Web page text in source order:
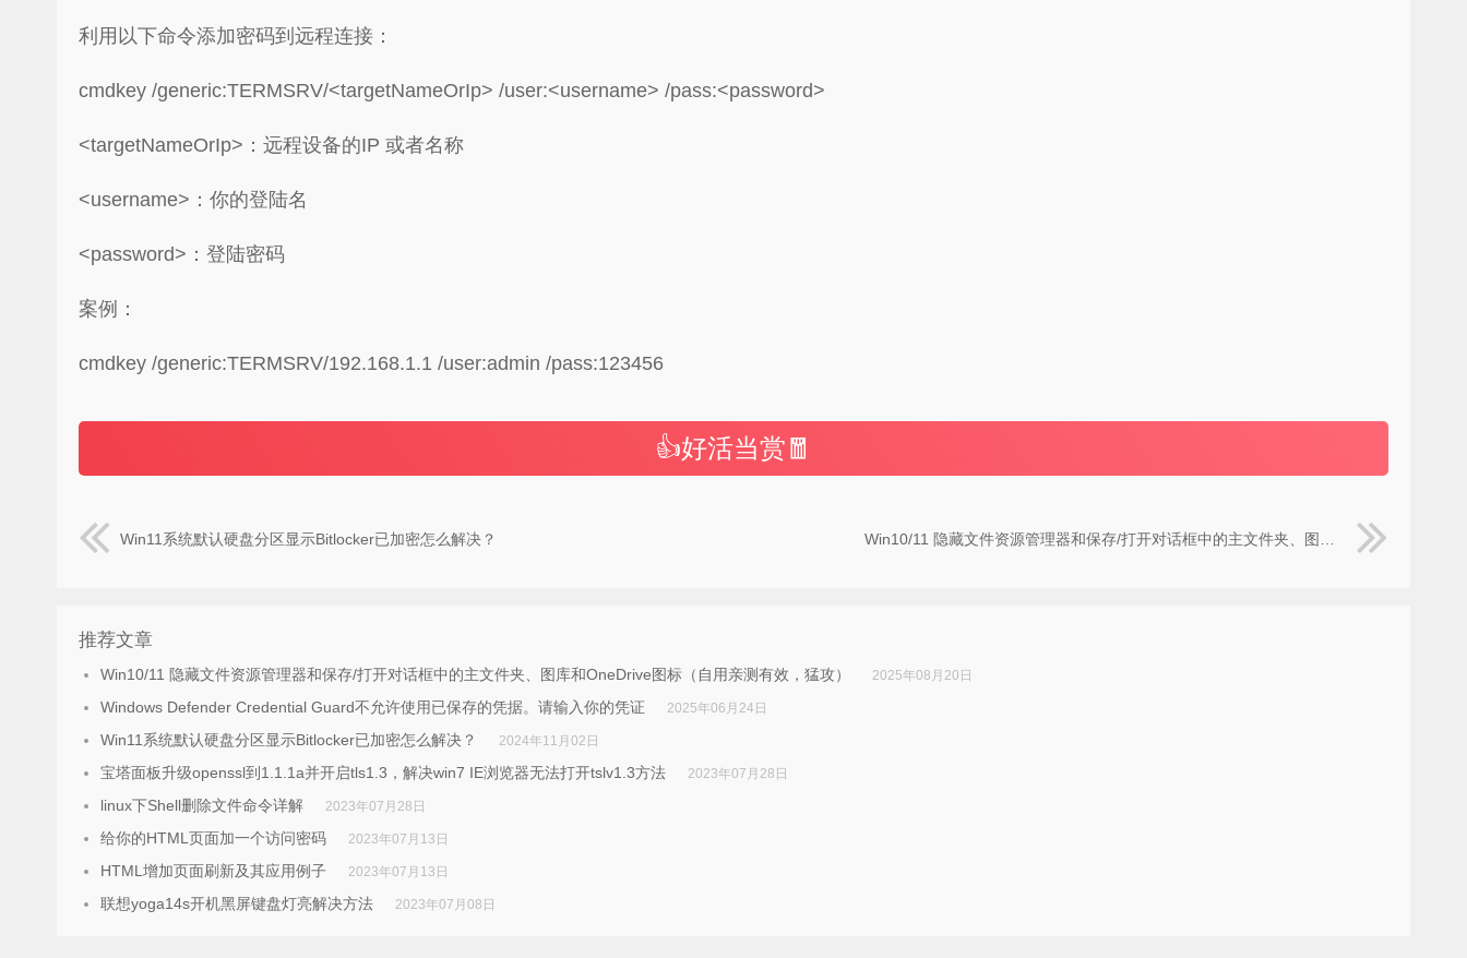
利用以下命令添加密码到远程连接：
cmdkey /generic:TERMSRV/<targetNameOrIp> /user:<username> /pass:<password>
<targetNameOrIp>：远程设备的IP 或者名称
<username>：你的登陆名
<password>：登陆密码
案例：
cmdkey /generic:TERMSRV/192.168.1.1 /user:admin /pass:123456
👍好活当赏🧧
Win11系统默认硬盘分区显示Bitlocker已加密怎么解决？ Win10/11 隐藏文件资源管理器和保存/打开对话框中的主文件夹、图库和OneDrive图标（自用亲测有效，猛攻）
推荐文章
Win10/11 隐藏文件资源管理器和保存/打开对话框中的主文件夹、图库和OneDrive图标（自用亲测有效，猛攻） 2025年08月20日
Windows Defender Credential Guard不允许使用已保存的凭据。请输入你的凭证 2025年06月24日
Win11系统默认硬盘分区显示Bitlocker已加密怎么解决？ 2024年11月02日
宝塔面板升级openssl到1.1.1a并开启tls1.3，解决win7 IE浏览器无法打开tslv1.3方法 2023年07月28日
linux下Shell删除文件命令详解 2023年07月28日
给你的HTML页面加一个访问密码 2023年07月13日
HTML增加页面刷新及其应用例子 2023年07月13日
联想yoga14s开机黑屏键盘灯亮解决方法 2023年07月08日